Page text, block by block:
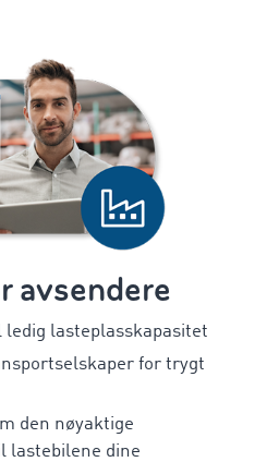
avsendere
ledig lasteplasskapasitet
for trygt
den nøyaktige
lastebilene dine